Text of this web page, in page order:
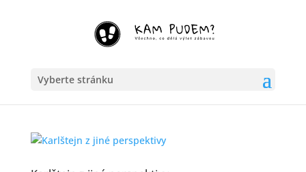
Vyberte stránku